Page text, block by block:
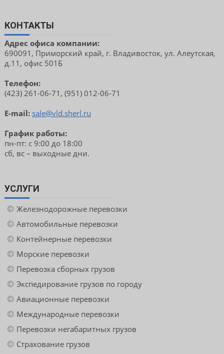
КОНТАКТЫ
Адрес офиса компании:
690091, Приморский край, г. Владивосток, ул. Алеутская,
д.11, офис 501Б
Телефон:
(423) 261-06-71, (951) 012-06-71
E-mail: sale@vld.sherl.ru
График работы:
пн-пт: с 9:00 до 18:00
сб, вс – выходные дни.
УСЛУГИ
Железнодорожные перевозки
Автомобильные перевозки
Контейнерные перевозки
Морские перевозки
Перевозка сборных грузов
Экспедирование грузов по городу
Авиационные перевозки
Международные перевозки
Перевозки негабаритных грузов
Страхование грузов